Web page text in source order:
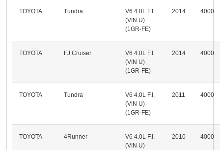
TOYOTA Tundra
V6 4.0L F.I.
(VIN U)
(1GR-FE)
2014 4000
TOYOTA FJ Cruiser
V6 4.0L F.I.
(VIN U)
(1GR-FE)
2014 4000
TOYOTA Tundra
V6 4.0L F.I.
(VIN U)
(1GR-FE)
2011 4000
TOYOTA 4Runner
V6 4.0L F.I.
(VIN U)
2010 4000